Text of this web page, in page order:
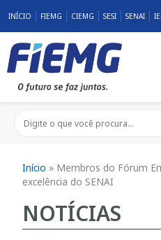
INÍCIO FIEMG CIEMG SESI SENAI
Início » Membros do Fórum
excelência do SENAI
NOTÍCIAS